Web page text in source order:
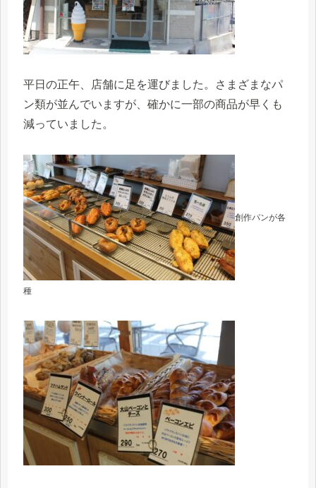
平日の正午、店舗に足を運びました。さまざまなパ
ン類が並んでいますが、確かに一部の商品が早くも
減っていました。
創作パンが各
種